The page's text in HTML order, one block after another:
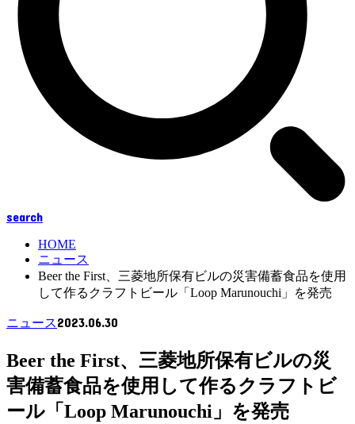
search
HOME
ニュース
Beer the First、三菱地所保有ビルの災害備蓄食品を使用
して作るクラフトビール「Loop Marunouchi」を発売
ニュース2023.06.30
Beer the First、三菱地所保有ビルの災
害備蓄食品を使用して作るクラフトビ
ール「Loop Marunouchi」を発売